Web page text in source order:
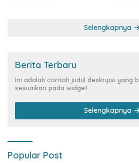
Selengkapnya
Berita Terbaru
Ini adalah contoh judul deskripsi yang
sesuaikan pada widget
Selengkapnya
Popular Post